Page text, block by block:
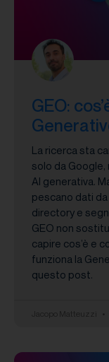
GEO:
La ricerca sta
solo da
AI generativa.
pescano dati
directory e
GEO non
capire cos’è e
funziona la
questo post.